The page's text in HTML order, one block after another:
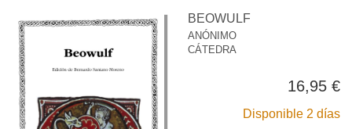
BEOWULF
ANÓNIMO
CÁTEDRA
16,95 €
Disponible 2 días